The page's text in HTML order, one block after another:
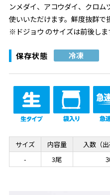
ンメダイ、アコウダイ、クロ
使いいただけます。鮮度抜群で
※ドジョウ のサイズは前後しま
保存状態 冷凍
サイズ 内容量 入数（出
-
3尾